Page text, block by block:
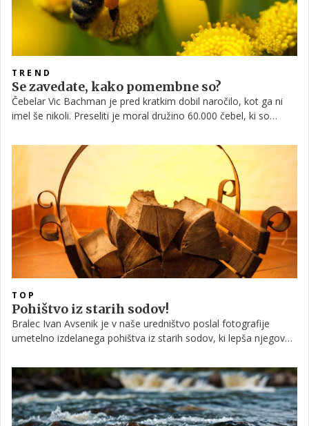
TREND
Se zavedate, kako pomembne so?
Čebelar Vic Bachman je pred kratkim dobil naročilo, kot ga ni
imel še nikoli. Preseliti je moral družino 60.000 čebel, ki so
domnevajo, da gre za eno največjih čebeljih družin v tem delu
države, zato so o dogodku poročali vsi ameriški mediji.
TOP
Pohištvo iz starih sodov!
Bralec Ivan Avsenik je v naše uredništvo poslal fotografije
umetelno izdelanega pohištva iz starih sodov, ki lepša njegov
tudi nas. Poglejte, od kod jemlje navdih in koliko spretnosti tak
projekt zahteva.